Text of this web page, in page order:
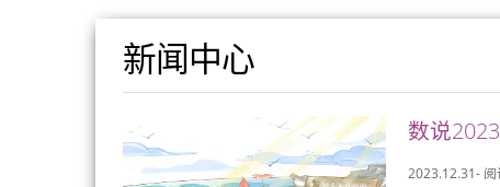
新闻中心
数说
2023.12.31- 阅